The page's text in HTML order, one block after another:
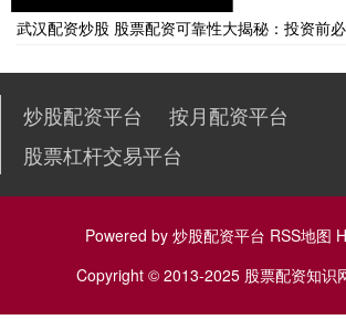
武汉配资炒股 股票配资可靠性大揭秘：投资前
炒股配资平台
按月配资平台
股票杠杆交易平台
Powered by 炒股配资平台 RSS地图
Copyright © 2013-2025 股票配资知识